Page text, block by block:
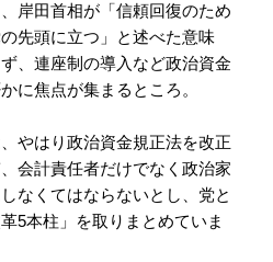
岸田首相が「信頼回復のため
先頭に立つ」と述べた意味
、連座制の導入など政治資金
に焦点が集まるところ。
やはり政治資金規正法を改正
会計責任者だけでなく政治家
なくてはならないとし、党と
5本柱」を取りまとめていま